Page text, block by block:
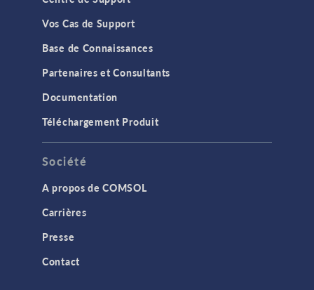
Vos Cas de Support
Base de Connaissances
Partenaires et Consultants
Documentation
Téléchargement Produit
Société
A propos de COMSOL
Carrières
Presse
Contact